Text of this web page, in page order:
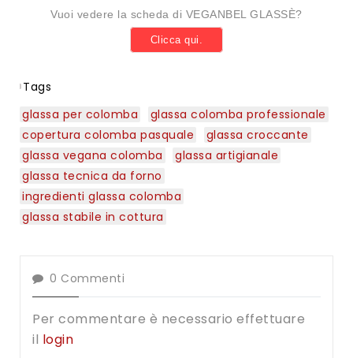
Vuoi vedere la scheda di VEGANBEL GLASSÈ?
Clicca qui.
Tags
glassa per colomba
glassa colomba professionale
copertura colomba pasquale
glassa croccante
glassa vegana colomba
glassa artigianale
glassa tecnica da forno
ingredienti glassa colomba
glassa stabile in cottura
0 Commenti
Per commentare è necessario effettuare
il login